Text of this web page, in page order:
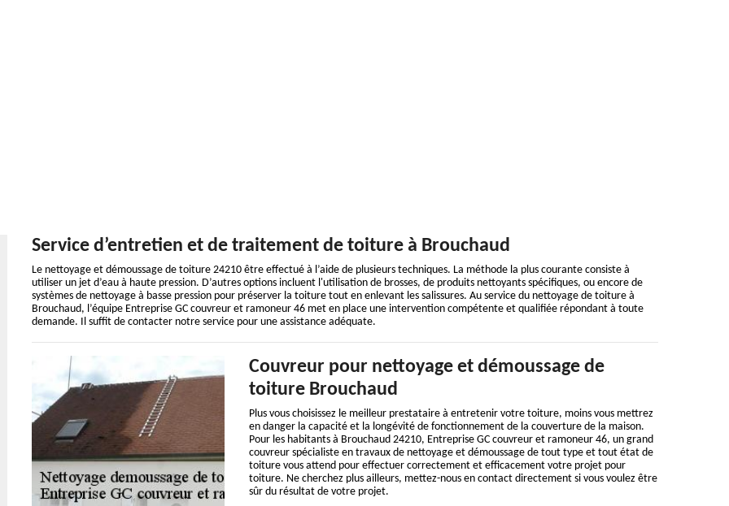
Service d’entretien et de traitement de toiture à Brouchaud
Le nettoyage et démoussage de toiture 24210 être effectué à l’aide de plusieurs techniques. La méthode la plus courante consiste à
utiliser un jet d’eau à haute pression. D’autres options incluent l'utilisation de brosses, de produits nettoyants spécifiques, ou encore de
systèmes de nettoyage à basse pression pour préserver la toiture tout en enlevant les salissures. Au service du nettoyage de toiture à
Brouchaud, l’équipe Entreprise GC couvreur et ramoneur 46 met en place une intervention compétente et qualifiée répondant à toute
demande. Il suffit de contacter notre service pour une assistance adéquate.
Couvreur pour nettoyage et démoussage de
toiture Brouchaud
Plus vous choisissez le meilleur prestataire à entretenir votre toiture, moins vous mettrez
en danger la capacité et la longévité de fonctionnement de la couverture de la maison.
Pour les habitants à Brouchaud 24210, Entreprise GC couvreur et ramoneur 46, un grand
couvreur spécialiste en travaux de nettoyage et démoussage de tout type et tout état de
toiture vous attend pour effectuer correctement et efficacement votre projet pour
toiture. Ne cherchez plus ailleurs, mettez-nous en contact directement si vous voulez être
sûr du résultat de votre projet.